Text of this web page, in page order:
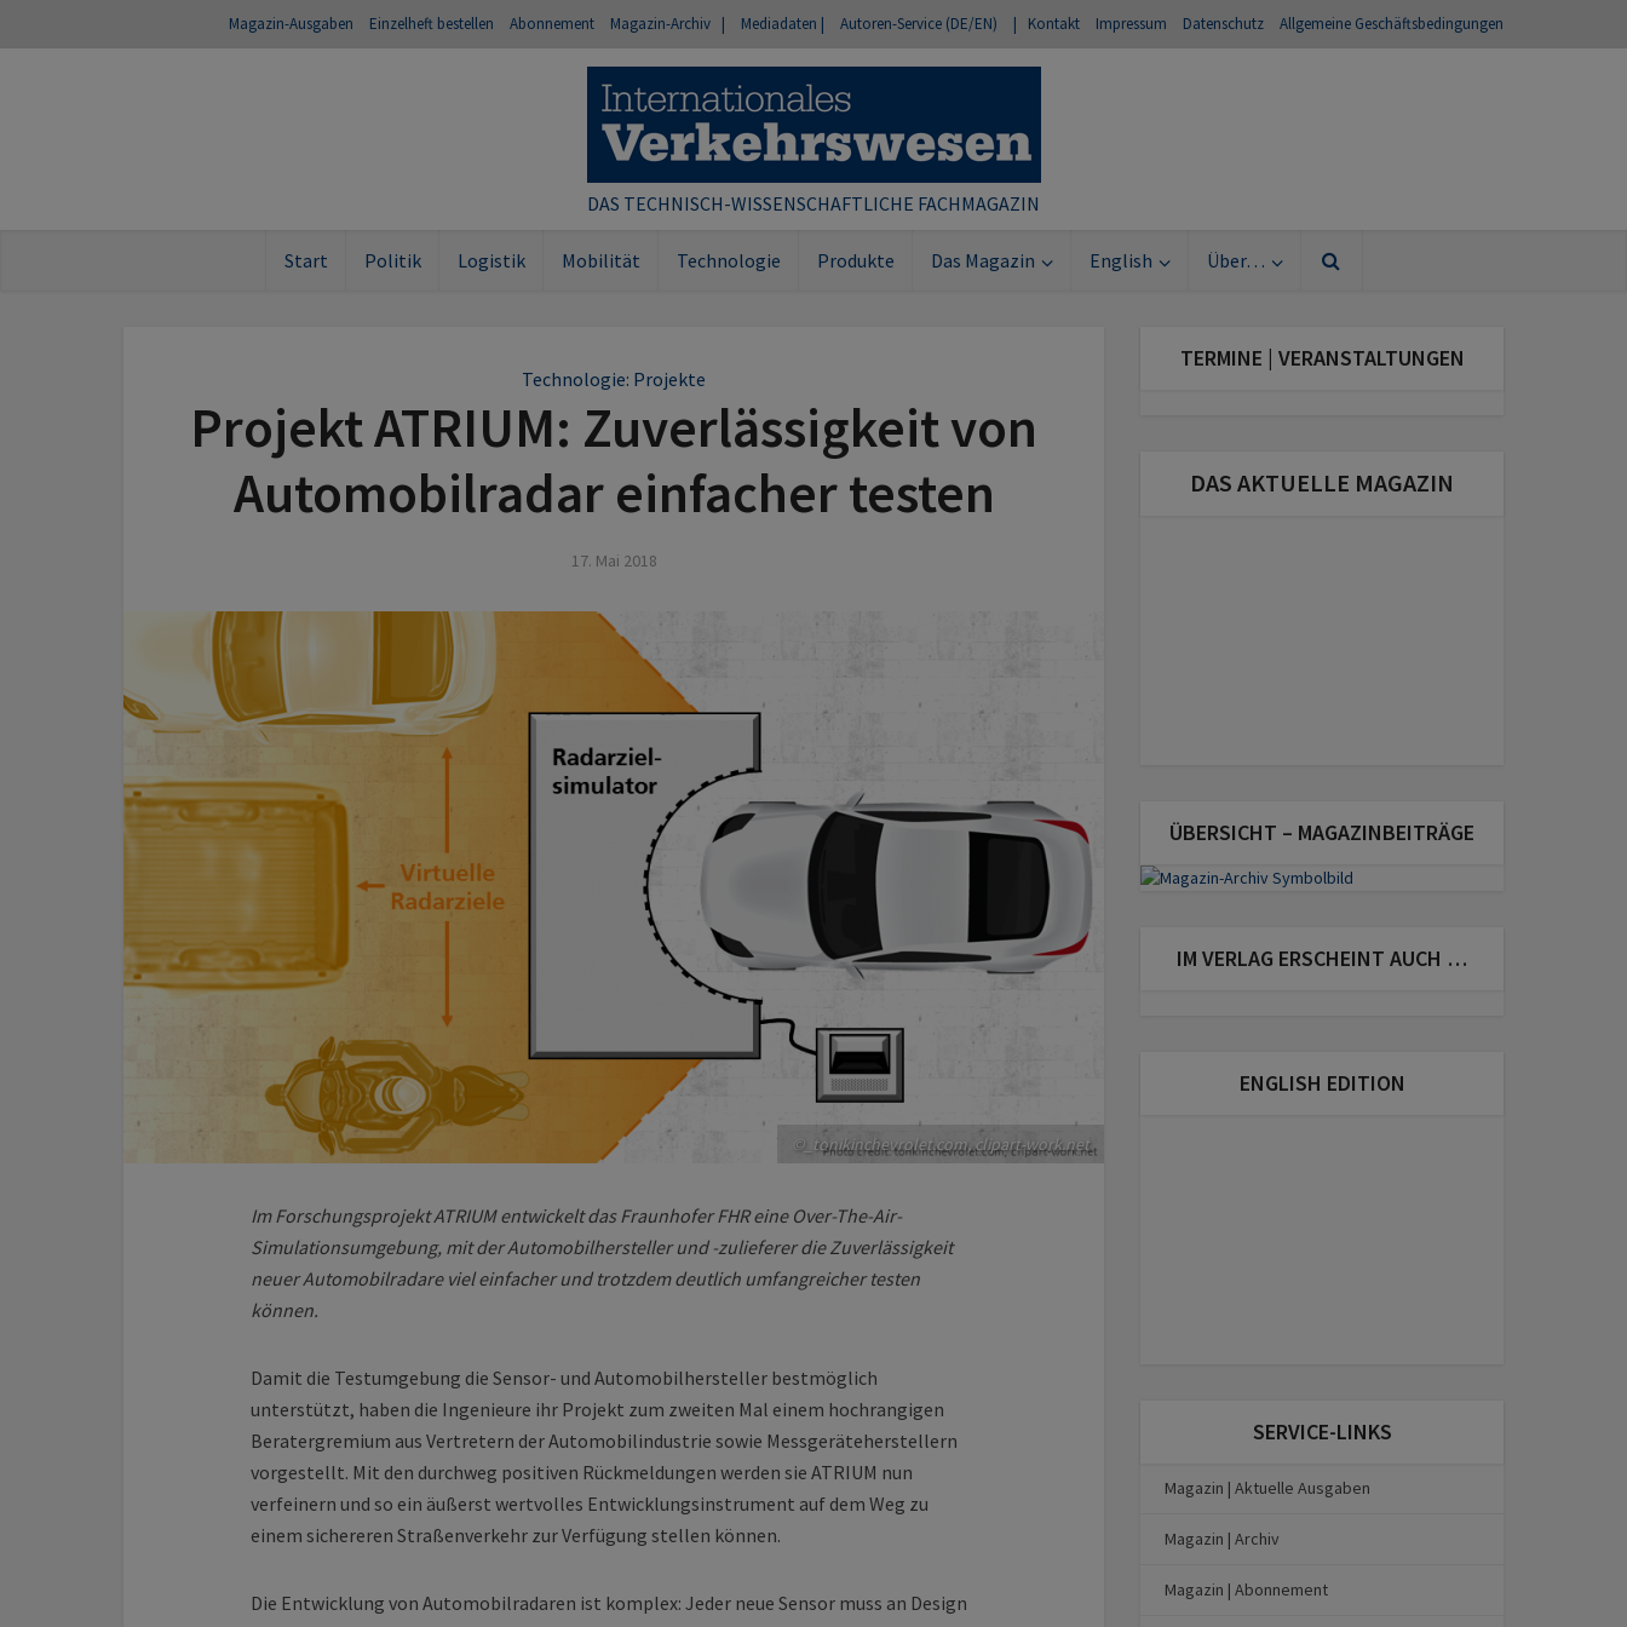
Magazin-Ausgaben Einzelheft bestellen Abonnement Magazin-Archiv | Mediadaten | Autoren-Service (DE/EN) | Kontakt Impressum Datenschutz Allgemeine Geschäftsbedingungen
DAS TECHNISCH-WISSENSCHAFTLICHE FACHMAGAZIN
Start Politik Logistik Mobilität Technologie Produkte Das Magazin English Über…
Technologie: Projekte
Projekt ATRIUM: Zuverlässigkeit von
Automobilradar einfacher testen
17. Mai 2018
©_tonikinchevrolet.com, clipart-work.net
Im Forschungsprojekt ATRIUM entwickelt das Fraunhofer FHR eine Over-The-Air-
Simulationsumgebung, mit der Automobilhersteller und -zulieferer die Zuverlässigkeit
neuer Automobilradare viel einfacher und trotzdem deutlich umfangreicher testen
können.
Damit die Testumgebung die Sensor- und Automobilhersteller bestmöglich
unterstützt, haben die Ingenieure ihr Projekt zum zweiten Mal einem hochrangigen
Beratergremium aus Vertretern der Automobilindustrie sowie Messgeräteherstellern
vorgestellt. Mit den durchweg positiven Rückmeldungen werden sie ATRIUM nun
verfeinern und so ein äußerst wertvolles Entwicklungsinstrument auf dem Weg zu
einem sichereren Straßenverkehr zur Verfügung stellen können.
Die Entwicklung von Automobilradaren ist komplex: Jeder neue Sensor muss an Design
TERMINE | VERANSTALTUNGEN
DAS AKTUELLE MAGAZIN
ÜBERSICHT – MAGAZINBEITRÄGE
IM VERLAG ERSCHEINT AUCH …
ENGLISH EDITION
SERVICE-LINKS
Magazin | Aktuelle Ausgaben
Magazin | Archiv
Magazin | Abonnement